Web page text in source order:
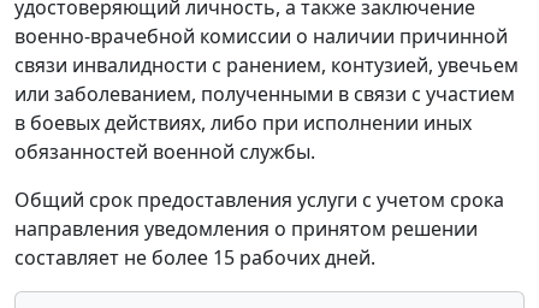
удостоверяющий личность, а также заключение
военно-врачебной комиссии о наличии причинной
связи инвалидности с ранением, контузией, увечьем
или заболеванием, полученными в связи с участием
в боевых действиях, либо при исполнении иных
обязанностей военной службы.
Общий срок предоставления услуги с учетом срока
направления уведомления о принятом решении
составляет не более 15 рабочих дней.